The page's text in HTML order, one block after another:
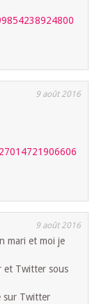
9 août 2016
9 août 2016
mari et moi je
et Twitter sous
sur Twitter